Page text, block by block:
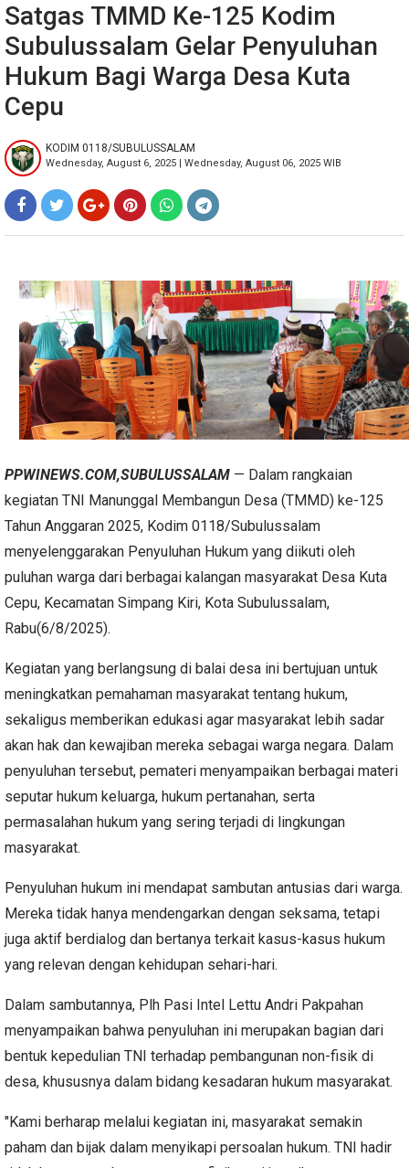
Satgas TMMD Ke-125 Kodim
Subulussalam Gelar Penyuluhan
Hukum Bagi Warga Desa Kuta
Cepu
KODIM 0118/SUBULUSSALAM
Wednesday, August 6, 2025 | Wednesday, August 06, 2025 WIB
PPWINEWS.COM,SUBULUSSALAM — Dalam rangkaian
kegiatan TNI Manunggal Membangun Desa (TMMD) ke-125
Tahun Anggaran 2025, Kodim 0118/Subulussalam
menyelenggarakan Penyuluhan Hukum yang diikuti oleh
puluhan warga dari berbagai kalangan masyarakat Desa Kuta
Cepu, Kecamatan Simpang Kiri, Kota Subulussalam,
Rabu(6/8/2025).
Kegiatan yang berlangsung di balai desa ini bertujuan untuk
meningkatkan pemahaman masyarakat tentang hukum,
sekaligus memberikan edukasi agar masyarakat lebih sadar
akan hak dan kewajiban mereka sebagai warga negara. Dalam
penyuluhan tersebut, pemateri menyampaikan berbagai materi
seputar hukum keluarga, hukum pertanahan, serta
permasalahan hukum yang sering terjadi di lingkungan
masyarakat.
Penyuluhan hukum ini mendapat sambutan antusias dari warga.
Mereka tidak hanya mendengarkan dengan seksama, tetapi
juga aktif berdialog dan bertanya terkait kasus-kasus hukum
yang relevan dengan kehidupan sehari-hari.
Dalam sambutannya, Plh Pasi Intel Lettu Andri Pakpahan
menyampaikan bahwa penyuluhan ini merupakan bagian dari
bentuk kepedulian TNI terhadap pembangunan non-fisik di
desa, khususnya dalam bidang kesadaran hukum masyarakat.
"Kami berharap melalui kegiatan ini, masyarakat semakin
paham dan bijak dalam menyikapi persoalan hukum. TNI hadir